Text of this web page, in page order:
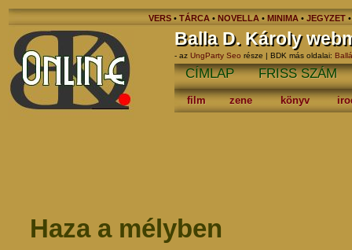
VERS• TÁRCA• NOVELLA• MINIMA • JEGYZET
Balla D. Károly
- az UngParty Seo része | BDK más oldalai:
CÍMLAP FRISS SZÁM
film zene könyv
Haza a mélyben